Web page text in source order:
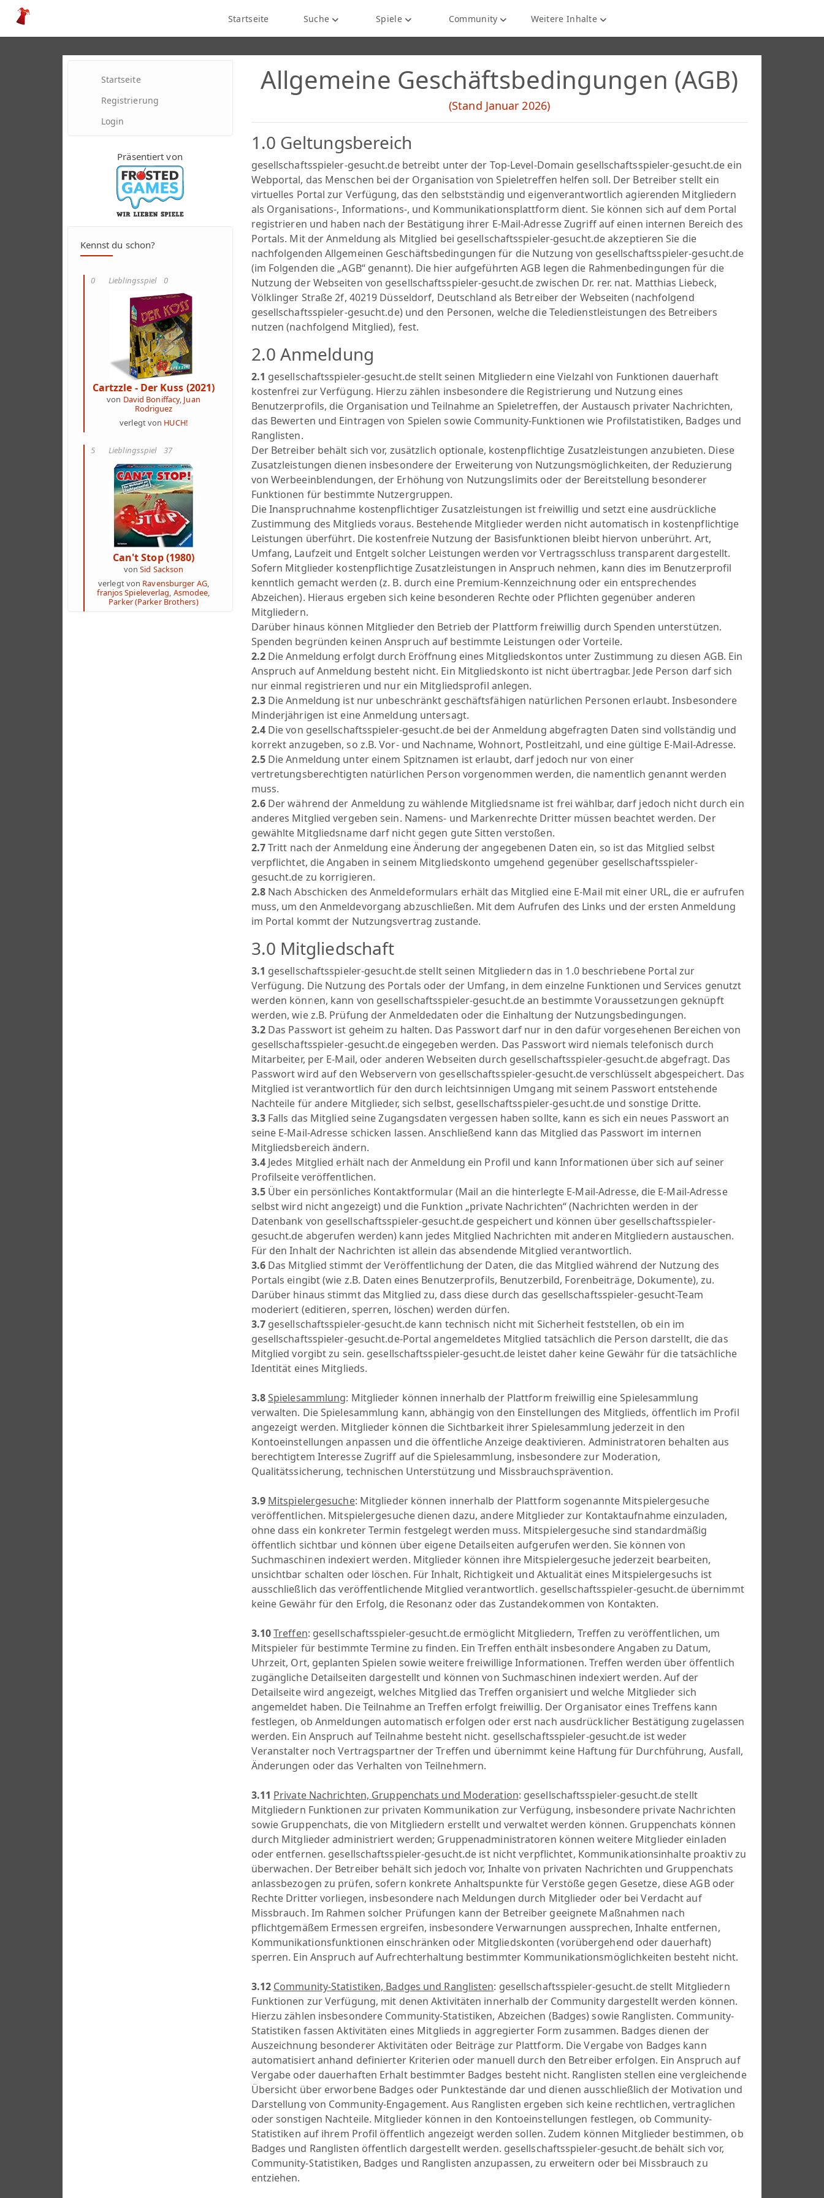
Startseite Suche Spiele Community Weitere Inhalte
Startseite
Registrierung
Login
Präsentiert von
Kennst du schon?
0 Lieblingsspiel 0
Cartzzle - Der Kuss (2021)
von David Boniffacy, Juan
Rodriguez
verlegt von HUCH!
5 Lieblingsspiel 37
Can't Stop (1980)
vonSid Sackson
verlegt von Ravensburger AG,
franjos Spieleverlag Asmodee
Parker (Parker Brothers)
Allgemeine Geschäftsbedingungen (AGB)
(Stand Januar 2026)
1.0 Geltungsbereich
gesellschaftsspieler-gesucht.de betreibt unter der Top-Level-Domain gesellschaftsspieler-gesucht.de ein
Webportal, das Menschen bei der Organisation von Spieletreffen helfen soll. Der Betreiber stellt ein
virtuelles Portal zur Verfügung, das den selbstständig und eigenverantwortlich agierenden Mitgliedern
als Organisations-, Informations-, und Kommunikationsplattform dient. Sie können sich auf dem Portal
registrieren und haben nach der Bestätigung ihrer E-Mail-Adresse Zugriff auf einen internen Bereich des
Portals. Mit der Anmeldung als Mitglied bei gesellschaftsspieler-gesucht.de akzeptieren Sie die
nachfolgenden Allgemeinen Geschäftsbedingungen für die Nutzung von gesellschaftsspieler-gesucht.de
(im Folgenden die „AGB“ genannt). Die hier aufgeführten AGB legen die Rahmenbedingungen für die
Nutzung der Webseiten von gesellschaftsspieler-gesucht.de zwischen Dr. rer. nat. Matthias Liebeck,
Völklinger Straße 2f, 40219 Düsseldorf, Deutschland als Betreiber der Webseiten (nachfolgend
gesellschaftsspieler-gesucht.de) und den Personen, welche die Teledienstleistungen des Betreibers
nutzen (nachfolgend Mitglied), fest.
2.0 Anmeldung
2.1 gesellschaftsspieler-gesucht.de stellt seinen Mitgliedern eine Vielzahl von Funktionen dauerhaft
kostenfrei zur Verfügung. Hierzu zählen insbesondere die Registrierung und Nutzung eines
Benutzerprofils, die Organisation und Teilnahme an Spieletreffen, der Austausch privater Nachrichten,
das Bewerten und Eintragen von Spielen sowie Community-Funktionen wie Profilstatistiken, Badges und
Ranglisten.
Der Betreiber behält sich vor, zusätzlich optionale, kostenpflichtige Zusatzleistungen anzubieten. Diese
Zusatzleistungen dienen insbesondere der Erweiterung von Nutzungsmöglichkeiten, der Reduzierung
von Werbeeinblendungen, der Erhöhung von Nutzungslimits oder der Bereitstellung besonderer
Funktionen für bestimmte Nutzergruppen.
Die Inanspruchnahme kostenpflichtiger Zusatzleistungen ist freiwillig und setzt eine ausdrückliche
Zustimmung des Mitglieds voraus. Bestehende Mitglieder werden nicht automatisch in kostenpflichtige
Leistungen überführt. Die kostenfreie Nutzung der Basisfunktionen bleibt hiervon unberührt. Art,
Umfang, Laufzeit und Entgelt solcher Leistungen werden vor Vertragsschluss transparent dargestellt.
Sofern Mitglieder kostenpflichtige Zusatzleistungen in Anspruch nehmen, kann dies im Benutzerprofil
kenntlich gemacht werden (z. B. durch eine Premium-Kennzeichnung oder ein entsprechendes
Abzeichen). Hieraus ergeben sich keine besonderen Rechte oder Pflichten gegenüber anderen
Mitgliedern.
Darüber hinaus können Mitglieder den Betrieb der Plattform freiwillig durch Spenden unterstützen.
Spenden begründen keinen Anspruch auf bestimmte Leistungen oder Vorteile.
2.2Die Anmeldung erfolgt durch Eröffnung eines Mitgliedskontos unter Zustimmung zu diesen AGB. Ein
Anspruch auf Anmeldung besteht nicht. Ein Mitgliedskonto ist nicht übertragbar. Jede Person darf sich
nur einmal registrieren und nur ein Mitgliedsprofil anlegen.
2.3Die Anmeldung ist nur unbeschränkt geschäftsfähigen natürlichen Personen erlaubt. Insbesondere
Minderjährigen ist eine Anmeldung untersagt.
2.4Die von gesellschaftsspieler-gesucht.de bei der Anmeldung abgefragten Daten sind vollständig und
korrekt anzugeben, so z.B. Vor- und Nachname, Wohnort, Postleitzahl, und eine gültige E-Mail-Adresse.
2.5Die Anmeldung unter einem Spitznamen ist erlaubt, darf jedoch nur von einer
vertretungsberechtigten natürlichen Person vorgenommen werden, die namentlich genannt werden
muss.
2.6Der während der Anmeldung zu wählende Mitgliedsname ist frei wählbar, darf jedoch nicht durch ein
anderes Mitglied vergeben sein. Namens- und Markenrechte Dritter müssen beachtet werden. Der
gewählte Mitgliedsname darf nicht gegen gute Sitten verstoßen.
2.7Tritt nach der Anmeldung eine Änderung der angegebenen Daten ein, so ist das Mitglied selbst
verpflichtet, die Angaben in seinem Mitgliedskonto umgehend gegenüber gesellschaftsspieler-
gesucht.de zu korrigieren.
2.8Nach Abschicken des Anmeldeformulars erhält das Mitglied eine E-Mail mit einer URL, die er aufrufen
muss, um den Anmeldevorgang abzuschließen. Mit dem Aufrufen des Links und der ersten Anmeldung
im Portal kommt der Nutzungsvertrag zustande.
3.0 Mitgliedschaft
3.1 gesellschaftsspieler-gesucht.de stellt seinen Mitgliedern das in 1.0 beschriebene Portal zur
Verfügung. Die Nutzung des Portals oder der Umfang, in dem einzelne Funktionen und Services genutzt
werden können, kann von gesellschaftsspieler-gesucht.de an bestimmte Voraussetzungen geknüpft
werden, wie z.B. Prüfung der Anmeldedaten oder die Einhaltung der Nutzungsbedingungen.
3.2Das Passwort ist geheim zu halten. Das Passwort darf nur in den dafür vorgesehenen Bereichen von
gesellschaftsspieler-gesucht.de eingegeben werden. Das Passwort wird niemals telefonisch durch
Mitarbeiter, per E-Mail, oder anderen Webseiten durch gesellschaftsspieler-gesucht.de abgefragt. Das
Passwort wird auf den Webservern von gesellschaftsspieler-gesucht.de verschlüsselt abgespeichert. Das
Mitglied ist verantwortlich für den durch leichtsinnigen Umgang mit seinem Passwort entstehende
Nachteile für andere Mitglieder, sich selbst, gesellschaftsspieler-gesucht.de und sonstige Dritte.
3.3Falls das Mitglied seine Zugangsdaten vergessen haben sollte, kann es sich ein neues Passwort an
seine E-Mail-Adresse schicken lassen. Anschließend kann das Mitglied das Passwort im internen
Mitgliedsbereich ändern.
3.4Jedes Mitglied erhält nach der Anmeldung ein Profil und kann Informationen über sich auf seiner
Profilseite veröffentlichen.
3.5Über ein persönliches Kontaktformular (Mail an die hinterlegte E-Mail-Adresse, die E-Mail-Adresse
selbst wird nicht angezeigt) und die Funktion „private Nachrichten“ (Nachrichten werden in der
Datenbank von gesellschaftsspieler-gesucht.de gespeichert und können über gesellschaftsspieler-
gesucht.de abgerufen werden) kann jedes Mitglied Nachrichten mit anderen Mitgliedern austauschen.
Für den Inhalt der Nachrichten ist allein das absendende Mitglied verantwortlich.
3.6Das Mitglied stimmt der Veröffentlichung der Daten, die das Mitglied während der Nutzung des
Portals eingibt (wie z.B. Daten eines Benutzerprofils, Benutzerbild, Forenbeiträge, Dokumente), zu.
Darüber hinaus stimmt das Mitglied zu, dass diese durch das gesellschaftsspieler-gesucht-Team
moderiert (editieren, sperren, löschen) werden dürfen.
3.7gesellschaftsspieler-gesucht.de kann technisch nicht mit Sicherheit feststellen, ob ein im
gesellschaftsspieler-gesucht.de-Portal angemeldetes Mitglied tatsächlich die Person darstellt, die das
Mitglied vorgibt zu sein. gesellschaftsspieler-gesucht.de leistet daher keine Gewähr für die tatsächliche
Identität eines Mitglieds.
3.8Spielesammlung: Mitglieder können innerhalb der Plattform freiwillig eine Spielesammlung
verwalten. Die Spielesammlung kann, abhängig von den Einstellungen des Mitglieds, öffentlich im Profil
angezeigt werden. Mitglieder können die Sichtbarkeit ihrer Spielesammlung jederzeit in den
Kontoeinstellungen anpassen und die öffentliche Anzeige deaktivieren. Administratoren behalten aus
berechtigtem Interesse Zugriff auf die Spielesammlung, insbesondere zur Moderation,
Qualitätssicherung, technischen Unterstützung und Missbrauchsprävention.
3.9 Mitspielergesuche: Mitglieder können innerhalb der Plattform sogenannte Mitspielergesuche
veröffentlichen. Mitspielergesuche dienen dazu, andere Mitglieder zur Kontaktaufnahme einzuladen,
ohne dass ein konkreter Termin festgelegt werden muss. Mitspielergesuche sind standardmäßig
öffentlich sichtbar und können über eigene Detailseiten aufgerufen werden. Sie können von
Suchmaschinen indexiert werden. Mitglieder können ihre Mitspielergesuche jederzeit bearbeiten,
unsichtbar schalten oder löschen. Für Inhalt, Richtigkeit und Aktualität eines Mitspielergesuchs ist
ausschließlich das veröffentlichende Mitglied verantwortlich. gesellschaftsspieler-gesucht.de übernimmt
keine Gewähr für den Erfolg, die Resonanz oder das Zustandekommen von Kontakten.
3.10Treffen: gesellschaftsspieler-gesucht.de ermöglicht Mitgliedern, Treffen zu veröffentlichen, um
Mitspieler für bestimmte Termine zu finden. Ein Treffen enthält insbesondere Angaben zu Datum,
Uhrzeit, Ort, geplanten Spielen sowie weitere freiwillige Informationen. Treffen werden über öffentlich
zugängliche Detailseiten dargestellt und können von Suchmaschinen indexiert werden. Auf der
Detailseite wird angezeigt, welches Mitglied das Treffen organisiert und welche Mitglieder sich
angemeldet haben. Die Teilnahme an Treffen erfolgt freiwillig. Der Organisator eines Treffens kann
festlegen, ob Anmeldungen automatisch erfolgen oder erst nach ausdrücklicher Bestätigung zugelassen
werden. Ein Anspruch auf Teilnahme besteht nicht. gesellschaftsspieler-gesucht.de ist weder
Veranstalter noch Vertragspartner der Treffen und übernimmt keine Haftung für Durchführung, Ausfall,
Änderungen oder das Verhalten von Teilnehmern.
3.11 Private Nachrichten, Gruppenchats und Moderation: gesellschaftsspieler-gesucht.de stellt
Mitgliedern Funktionen zur privaten Kommunikation zur Verfügung, insbesondere private Nachrichten
sowie Gruppenchats, die von Mitgliedern erstellt und verwaltet werden können. Gruppenchats können
durch Mitglieder administriert werden; Gruppenadministratoren können weitere Mitglieder einladen
oder entfernen. gesellschaftsspieler-gesucht.de ist nicht verpflichtet, Kommunikationsinhalte proaktiv zu
überwachen. Der Betreiber behält sich jedoch vor, Inhalte von privaten Nachrichten und Gruppenchats
anlassbezogen zu prüfen, sofern konkrete Anhaltspunkte für Verstöße gegen Gesetze, diese AGB oder
Rechte Dritter vorliegen, insbesondere nach Meldungen durch Mitglieder oder bei Verdacht auf
Missbrauch. Im Rahmen solcher Prüfungen kann der Betreiber geeignete Maßnahmen nach
pflichtgemäßem Ermessen ergreifen, insbesondere Verwarnungen aussprechen, Inhalte entfernen,
Kommunikationsfunktionen einschränken oder Mitgliedskonten (vorübergehend oder dauerhaft)
sperren. Ein Anspruch auf Aufrechterhaltung bestimmter Kommunikationsmöglichkeiten besteht nicht.
3.12 Community-Statistiken, Badges und Ranglisten: gesellschaftsspieler-gesucht.de stellt Mitgliedern
Funktionen zur Verfügung, mit denen Aktivitäten innerhalb der Community dargestellt werden können.
Hierzu zählen insbesondere Community-Statistiken, Abzeichen (Badges) sowie Ranglisten. Community-
Statistiken fassen Aktivitäten eines Mitglieds in aggregierter Form zusammen. Badges dienen der
Auszeichnung besonderer Aktivitäten oder Beiträge zur Plattform. Die Vergabe von Badges kann
automatisiert anhand definierter Kriterien oder manuell durch den Betreiber erfolgen. Ein Anspruch auf
Vergabe oder dauerhaften Erhalt bestimmter Badges besteht nicht. Ranglisten stellen eine vergleichende
Übersicht über erworbene Badges oder Punktestände dar und dienen ausschließlich der Motivation und
Darstellung von Community-Engagement. Aus Ranglisten ergeben sich keine rechtlichen, vertraglichen
oder sonstigen Nachteile. Mitglieder können in den Kontoeinstellungen festlegen, ob Community-
Statistiken auf ihrem Profil öffentlich angezeigt werden sollen. Zudem können Mitglieder bestimmen, ob
Badges und Ranglisten öffentlich dargestellt werden. gesellschaftsspieler-gesucht.de behält sich vor,
Community-Statistiken, Badges und Ranglisten anzupassen, zu erweitern oder bei Missbrauch zu
entziehen.